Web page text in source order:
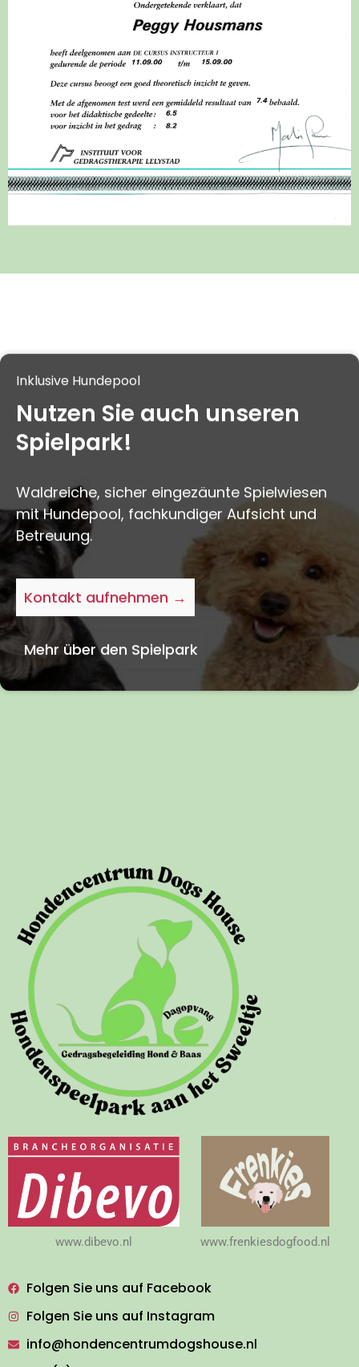
Inklusive Hundepool
Nutzen Sie auch unseren
Spielpark!
Waldreiche, sicher eingezäunte Spielwiesen
mit Hundepool, fachkundiger Aufsicht und
Betreuung.
Kontakt aufnehmen →
Mehr über den Spielpark
www.dibevo.nl www.frenkiesdogfood.nl
Folgen Sie uns auf Facebook
Folgen Sie uns auf Instagram
info@hondencentrumdogshouse.nl